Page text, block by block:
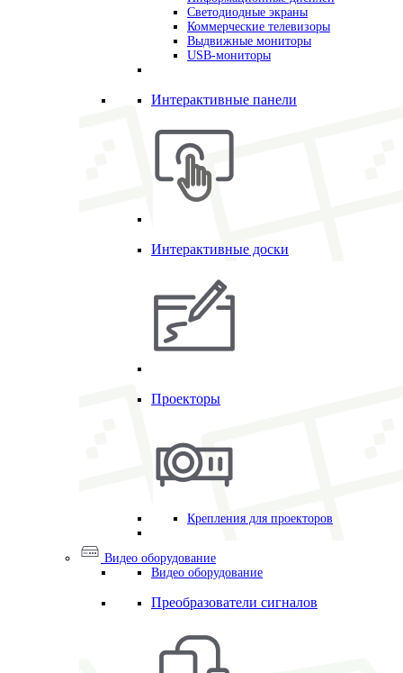
Светодиодные экраны
Коммерческие телевизоры
Выдвижные мониторы
USB-мониторы
Интерактивные панели
Интерактивные доски
Проекторы
Крепления для проекторов
Видео оборудование
Видео оборудование
Преобразователи сигналов